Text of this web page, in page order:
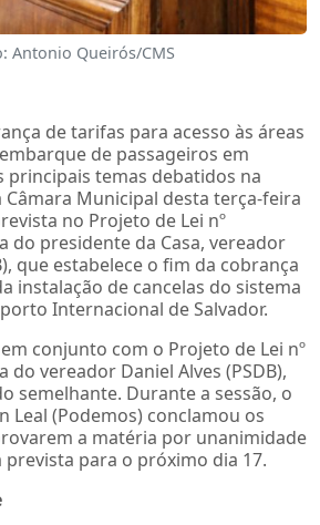
Antonio Queirós/CMS
de tarifas para acesso às áreas
de passageiros em
principais temas debatidos na
Municipal desta terça-feira
no Projeto de Lei nº
do presidente da Casa, vereador
que estabelece o fim da cobrança
instalação de cancelas do sistema
Internacional de Salvador.
conjunto com o Projeto de Lei nº
do vereador Daniel Alves (PSDB),
semelhante. Durante a sessão, o
Leal (Podemos) conclamou os
a matéria por unanimidade
para o próximo dia 17.